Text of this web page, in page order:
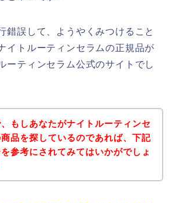
錯誤して、ようやくみつけること
イトルーティンセラムの正規品が
ーティンセラム公式のサイトでし
もしあなたがナイトルーティンセ
品を探しているのであれば、下記
参考にされてみてはいかがでしょ